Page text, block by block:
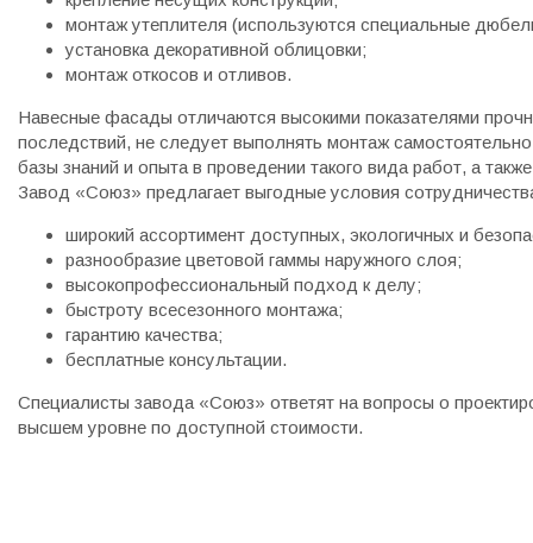
монтаж утеплителя (используются специальные
установка декоративной облицовки;
монтаж откосов и отливов.
Навесные фасады отличаются высокими показателями
последствий, не следует выполнять монтаж
базы знаний и опыта в проведении такого вида работ, а
Завод «Союз» предлагает выгодные условия
широкий ассортимент доступных, экологичных и
разнообразие цветовой гаммы наружного слоя;
высокопрофессиональный подход к делу;
быстроту всесезонного монтажа;
гарантию качества;
бесплатные консультации.
Специалисты завода «Союз» ответят на вопросы о
высшем уровне по доступной стоимости.